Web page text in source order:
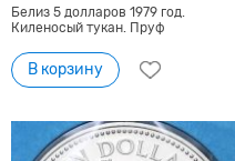
Белиз 5 долларов 1979 год.
Киленосый тукан. Пруф
В корзину